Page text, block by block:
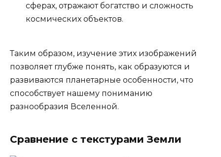
сферах, отражают богатство и сложность
космических объектов.
Таким образом, изучение этих изображений
позволяет глубже понять, как образуются и
развиваются планетарные особенности, что
способствует нашему пониманию
разнообразия Вселенной.
Сравнение с текстурами Земли